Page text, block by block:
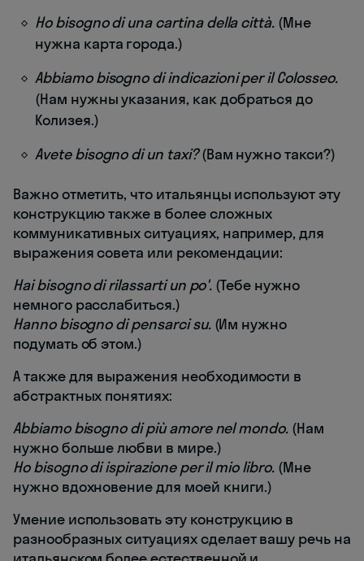
Ho bisogno di una cartina della città. (Мне
нужна карта города.)
Abbiamo bisogno di indicazioni per il Colosseo.
(Нам нужны указания, как добраться до
Колизея.)
Avete bisogno di un taxi?(Вам нужно такси?)
Важно отметить, что итальянцы используют эту
конструкцию также в более сложных
коммуникативных ситуациях, например, для
выражения совета или рекомендации:
Hai bisogno di rilassarti un po'. (Тебе нужно
немного расслабиться.)
Hanno bisogno di pensarci su.(Им нужно
подумать об этом.)
А также для выражения необходимости в
абстрактных понятиях:
Abbiamo bisogno di più amore nel mondo. (Нам
нужно больше любви в мире.)
Ho bisogno di ispirazione per il mio libro.(Мне
нужно вдохновение для моей книги.)
Умение использовать эту конструкцию в
разнообразных ситуациях сделает вашу речь на